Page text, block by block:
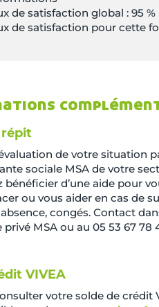
de satisfaction global : 95 %
de satisfaction pour cette
de votre situation
sociale MSA de votre
bénéficier d’une aide pour
ou vous aider en cas de
congés. Contact
privé MSA ou au 05 53 67 78
VIVEA
votre solde de crédit